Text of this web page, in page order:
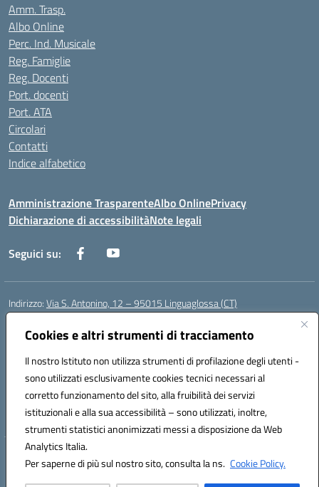
Cookies e altri strumenti di tracciamento
Il nostro Istituto non utilizza strumenti di profilazione degli utenti -
sono utilizzati esclusivamente cookies tecnici necessari al
corretto funzionamento del sito, alla fruibilità dei servizi
istituzionali e alla sua accessibilità – sono utilizzati, inoltre,
strumenti statistici anonimizzati messi a disposizione da Web
Analytics Italia.
Per saperne di più sul nostro sito, consulta la ns. Cookie Policy.
Amm. Trasp.
Albo Online
Perc. Ind. Musicale
Reg. Famiglie
Reg. Docenti
Port. docenti
Port. ATA
Circolari
Contatti
Indice alfabetico
Amministrazione TrasparenteAlbo OnlinePrivacy
Dichiarazione di accessibilitàNote legali
Seguici su:
Indirizzo:Via S. Antonino, 12 – 95015 Linguaglossa (CT)
Centralino:
Posta elettronica certificata (PEC):ctic83200r@pec.istruzione.it
Codice fiscale: 83002470876
Codice meccanografico:CTIC83200R
Codice Indice delle Pubbliche Amministrazioni (IPA): istsc_CTIC83200R
Codice unico di fatturazione (CUF): UF7TEB
Hosting & Powered by 3D Solution S.r.l.
Concept & Design by Designers Italia